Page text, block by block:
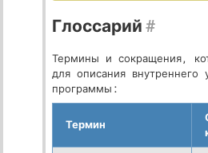
Глоссарий#
Термины и сокращения,
для описания внутреннего
программы:
Термин